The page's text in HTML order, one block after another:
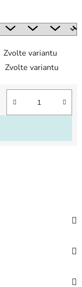
Zvolte variantu
Zvolte variantu